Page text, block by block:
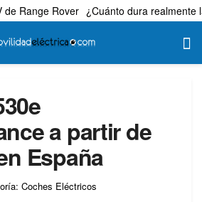
de Range Rover ¿Cuánto dura realmente
a partir de
España
Coches Eléctricos